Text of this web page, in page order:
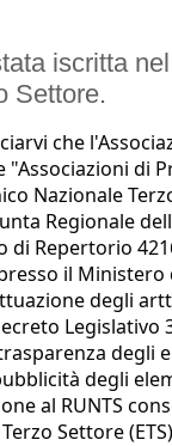
iscritta
Settore.
che
"Associazioni di
Nazionale
Regionale
di Repertorio
il Ministero
degli
Legislativo
degli
degli
al RUNTS
Settore